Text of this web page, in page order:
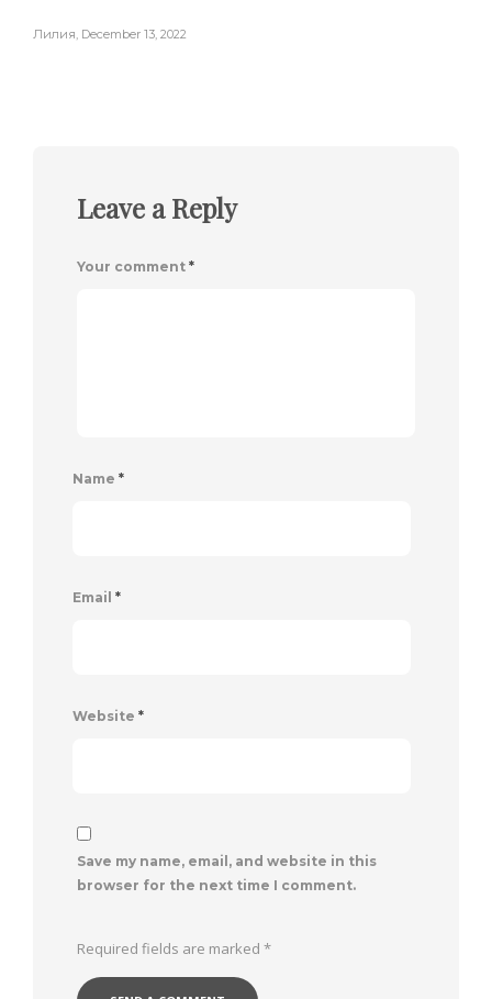
Лилия December 13, 2022
Leave a Reply
Your comment *
Name *
Email *
Website *
Save my name, email, and website in this
browser for the next time I comment.
Required fields are marked *